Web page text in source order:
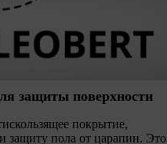
защиты поверхности
покрытие,
защиту пола от царапин. Это